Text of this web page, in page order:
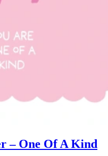
– One Of A Kind